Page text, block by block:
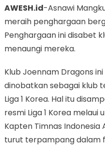
AWESH.id-Asnawi
meraih penghargaan
Penghargaan ini disabet
menaungi mereka.
Klub Joennam Dragons
dinobatkan sebagai klub
Liga 1 Korea. Hal itu
resmi Liga 1 Korea
Kapten Timnas Indonesia
turut terpampang dalam